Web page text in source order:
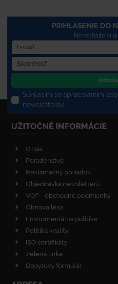
PRIHLÁSENIE DO
Nenechajte si
Súhlasím so spracovaním
newsletterov
UŽITOČNÉ INFORMÁCIE
O nás
Poradenstvo
Reklamačný poriadok
Objednávka newsletterů
VOP - obchodné podmienky
Obnova lesa
Enviromentálna politika
Politika kvality
ISO certifikáty
Zelená linka
Dopytový formulár